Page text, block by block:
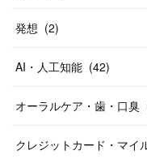
発想 (2)
AI・人工知能 (42)
オーラルケア・歯・口臭
クレジットカード・マイ